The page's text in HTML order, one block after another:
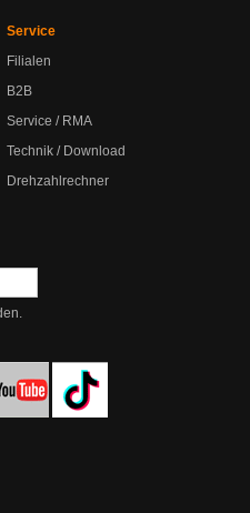
Service
Filialen
B2B
Service / RMA
Technik / Download
Drehzahlrechner